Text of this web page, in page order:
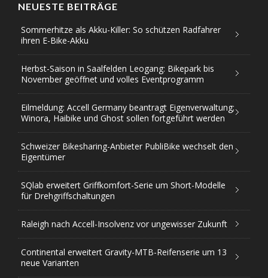
NEUESTE BEITRÄGE
Sommerhitze als Akku-Killer: So schützen Radfahrer
ihren E-Bike-Akku
Herbst-Saison in Saalfelden Leogang: Bikepark bis
November geöffnet und volles Eventprogramm
Eilmeldung: Accell Germany beantragt Eigenverwaltung;
Winora, Haibike und Ghost sollen fortgeführt werden
Schweizer Bikesharing-Anbieter PubliBike wechselt den
Eigentümer
SQlab erweitert Griffkomfort-Serie um Short-Modelle
für Drehgriffschaltungen
Raleigh nach Accell-Insolvenz vor ungewisser Zukunft
Continental erweitert Gravity-MTB-Reifenserie um 13
neue Varianten